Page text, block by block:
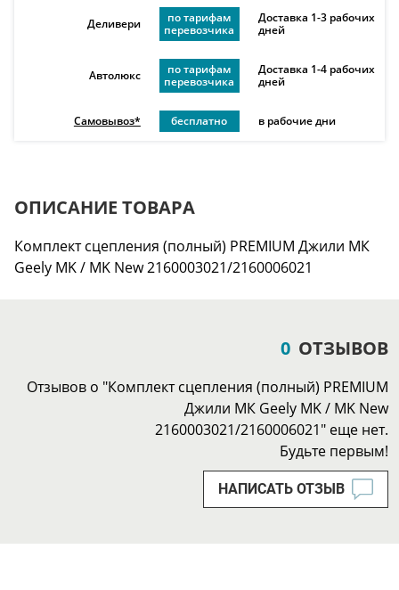
Деливери
по тарифам
перевозчика
Доставка 1-3 рабочих
дней
Автолюкс
по тарифам
перевозчика
Доставка 1-4 рабочих
дней
Самовывоз* бесплатно в рабочие дни
ОПИСАНИЕ ТОВАРА
Комплект сцепления (полный) PREMIUM Джили МК
Geely MK / MK New 2160003021/2160006021
0 ОТЗЫВОВ
Отзывов о "Комплект сцепления (полный) PREMIUM
Джили МК Geely MK / MK New
2160003021/2160006021" еще нет.
Будьте первым!
НАПИСАТЬ ОТЗЫВ